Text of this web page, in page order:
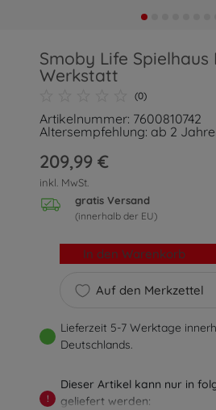
Smoby Life
Werkstatt
(0)
Artikelnummer: 7600810742
Altersempfehlung: ab 2
209,99 €
inkl. MwSt.
gratis Versand
(innerhalb der EU)
Auf den Merkzettel
In den Warenkorb
Lieferzeit 5-7 Werktage
Deutschlands.
!
Dieser Artikel kann nur in
geliefert werden: